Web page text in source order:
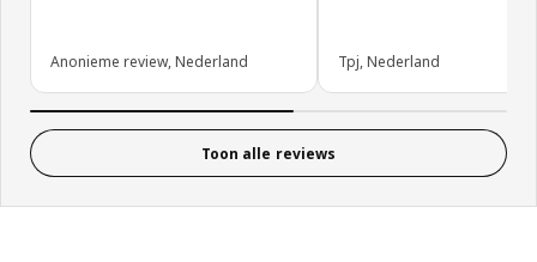
Anonieme review, Nederland Tpj, Nederland
Toon alle reviews